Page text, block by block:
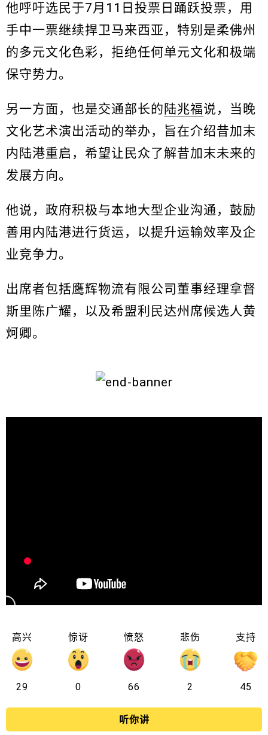
他呼吁选民于7月11日投票日踊跃投票，用
手中一票继续捍卫马来西亚，特别是柔佛州
的多元文化色彩，拒绝任何单元文化和极端
保守势力。
另一方面，也是交通部长的 陆兆福说，当晚
文化艺术演出活动的举办，旨在介绍昔加末
内陆港重启，希望让民众了解昔加末未来的
发展方向。
他说，政府积极与本地大型企业沟通，鼓励
善用内陆港进行货运，以提升运输效率及企
业竞争力。
出席者包括鹰辉物流有限公司董事经理拿督
斯里陈广耀，以及希盟利民达州席候选人黄
炣卿。
高兴
29
惊讶
0
愤怒
66
悲伤
2
支持
45
听你讲